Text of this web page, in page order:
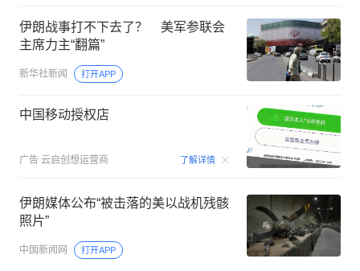
伊朗战事打不下去了？ 美军参联会
主席力主“翻篇”
新华社新闻 打开APP
中国移动授权店
广告 云启创想运营商 了解详情 00:15
伊朗媒体公布“被击落的美以战机残骸
照片”
中国新闻网 打开APP